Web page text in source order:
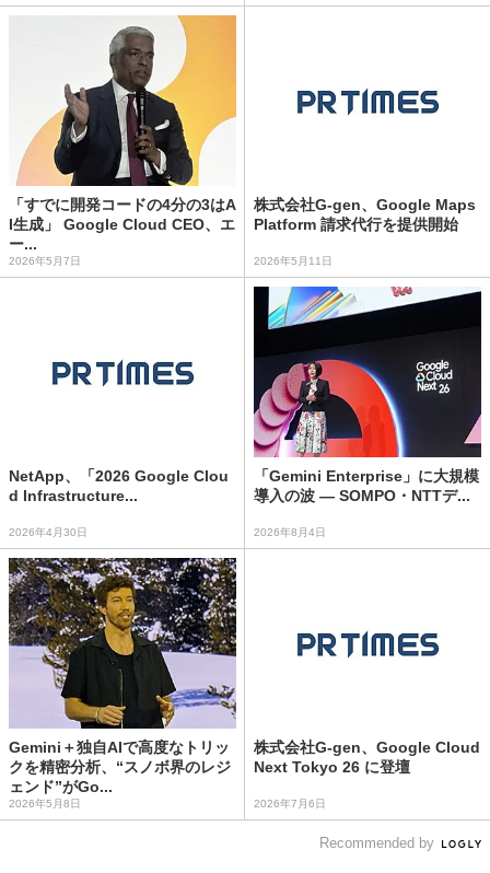
「すでに開発コードの4分の3はA
I生成」 Google Cloud CEO、エ
ー...
2026年5月7日
株式会社G-gen、Google Maps
Platform 請求代行を提供開始
2026年5月11日
NetApp、「2026 Google Clou
d Infrastructure...
2026年4月30日
「Gemini Enterprise」に大規模
導入の波 ― SOMPO・NTTデ...
2026年8月4日
Gemini＋独自AIで高度なトリッ
クを精密分析、“スノボ界のレジ
ェンド”がGo...
2026年5月8日
株式会社G-gen、Google Cloud
Next Tokyo 26 に登壇
2026年7月6日
Recommended by